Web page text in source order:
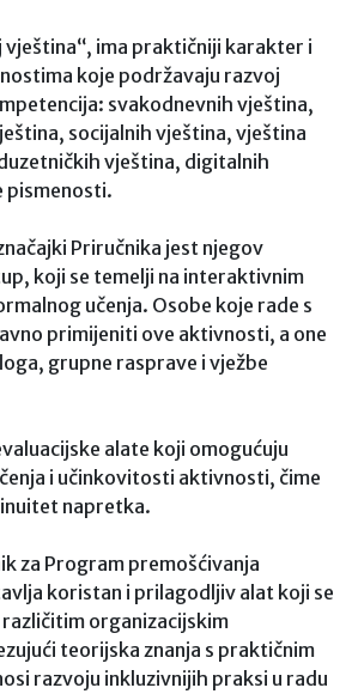
vještina“, ima praktičniji karakter i
koje podržavaju razvoj
svakodnevnih vještina,
socijalnih vještina, vještina
vještina, digitalnih
pismenosti.
Priručnika jest njegov
koji se temelji na interaktivnim
učenja. Osobe koje rade s
primijeniti ove aktivnosti, a one
grupne rasprave i vježbe
alate koji omogućuju
i učinkovitosti aktivnosti, čime
napretka.
za Program premošćivanja
koristan i prilagodljiv alat koji se
organizacijskim
teorijska znanja s praktičnim
razvoju inkluzivnijih praksi u radu